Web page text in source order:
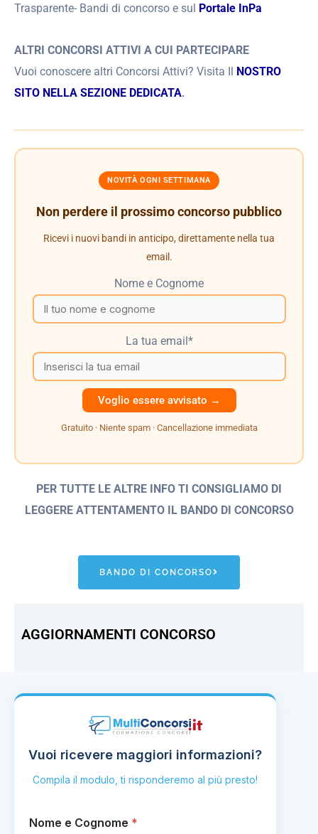
Trasparente- Bandi di concorso e sul Portale InPa
ALTRI CONCORSI ATTIVI A CUI PARTECIPARE
Vuoi conoscere altri Concorsi Attivi? Visita Il NOSTRO
SITO NELLA SEZIONE DEDICATA.
NOVITÀ OGNI SETTIMANA
Non perdere il prossimo concorso pubblico
Ricevi i nuovi bandi in anticipo, direttamente nella tua
email.
Nome e Cognome
La tua email*
Gratuito · Niente spam · Cancellazione immediata
PER TUTTE LE ALTRE INFO TI CONSIGLIAMO DI
LEGGERE ATTENTAMENTO IL BANDO DI CONCORSO
BANDO DI CONCORSO
AGGIORNAMENTI CONCORSO
Vuoi ricevere maggiori informazioni?
Compila il modulo, ti risponderemo al più presto!
Nome e Cognome *